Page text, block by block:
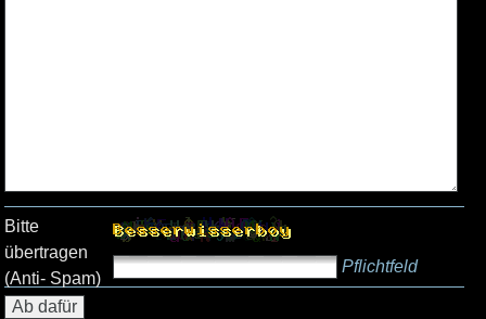
Bitte
übertragen
(Anti- Spam)
Pflichtfeld